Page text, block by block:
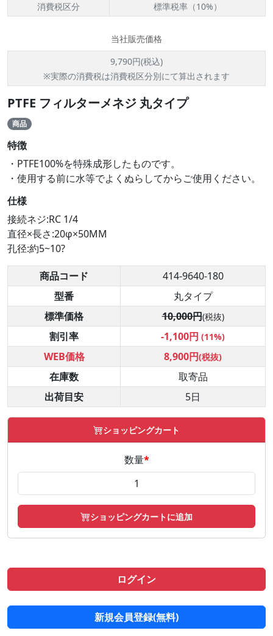
消費税区分
標準税率（10%）
当社販売価格
9,790円(税込)
※実際の消費税は消費税区分別にて算出されます
PTFE フィルターメネジ 丸タイプ
商品
特徴
・PTFE100%を特殊成形したものです。
・使用する前に水等でよくぬらしてからご使用ください。
仕様
接続ネジ:RC 1/4
直径×長さ:20φ×50MM
孔径:約5~10?
商品コード
414-9640-180
型番
丸タイプ
標準価格
10,000円(税抜)
割引率 -1,100円 (11%)
WEB価格 8,900円(税抜)
在庫数
取寄品
出荷目安
5日
ショッピングカート
数量*
ショッピングカートに追加
ログイン
新規会員登録(無料)